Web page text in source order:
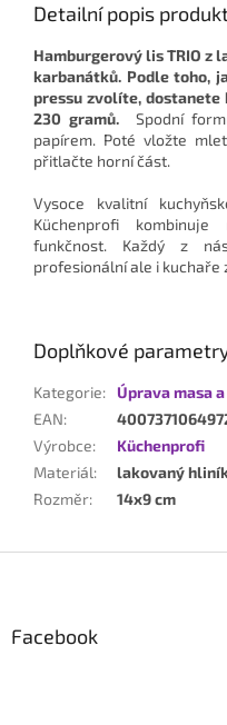
Detailní popis
Hamburgerový lis TRIO z
karbanátků. Podle toho,
pressu zvolíte, dostanete
230 gramů.
Spodní
papírem. Poté vložte
přitlačte horní část.
Vysoce kvalitní
Küchenprofi
funkčnost. Každý z
profesionální ale i kuchaře
Doplňkové
Kategorie:
Úprava masa
EAN:
Výrobce:
Küchenprofi
Materiál:
lakovaný
Rozměr: 14x9 cm
p
aFacebook